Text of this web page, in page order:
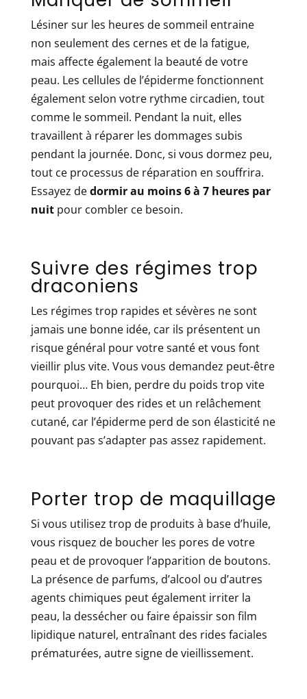
Lésiner sur les heures de sommeil entraine
non seulement des cernes et de la fatigue,
mais affecte également la beauté de votre
peau. Les cellules de l’épiderme fonctionnent
également selon votre rythme circadien, tout
comme le sommeil. Pendant la nuit, elles
travaillent à réparer les dommages subis
pendant la journée. Donc, si vous dormez peu,
tout ce processus de réparation en souffrira.
Essayez dedormir au moins 6 à 7 heures par
nuit pour combler ce besoin.
Suivre des régimes trop
draconiens
Les régimes trop rapides et sévères ne sont
jamais une bonne idée, car ils présentent un
risque général pour votre santé et vous font
vieillir plus vite. Vous vous demandez peut-être
pourquoi… Eh bien, perdre du poids trop vite
peut provoquer des rides et un relâchement
cutané, car l’épiderme perd de son élasticité ne
pouvant pas s’adapter pas assez rapidement.
Porter trop de maquillage
Si vous utilisez trop de produits à base d’huile,
vous risquez de boucher les pores de votre
peau et de provoquer l’apparition de boutons.
La présence de parfums, d’alcool ou d’autres
agents chimiques peut également irriter la
peau, la dessécher ou faire épaissir son film
lipidique naturel, entraînant des rides faciales
prématurées, autre signe de vieillissement.